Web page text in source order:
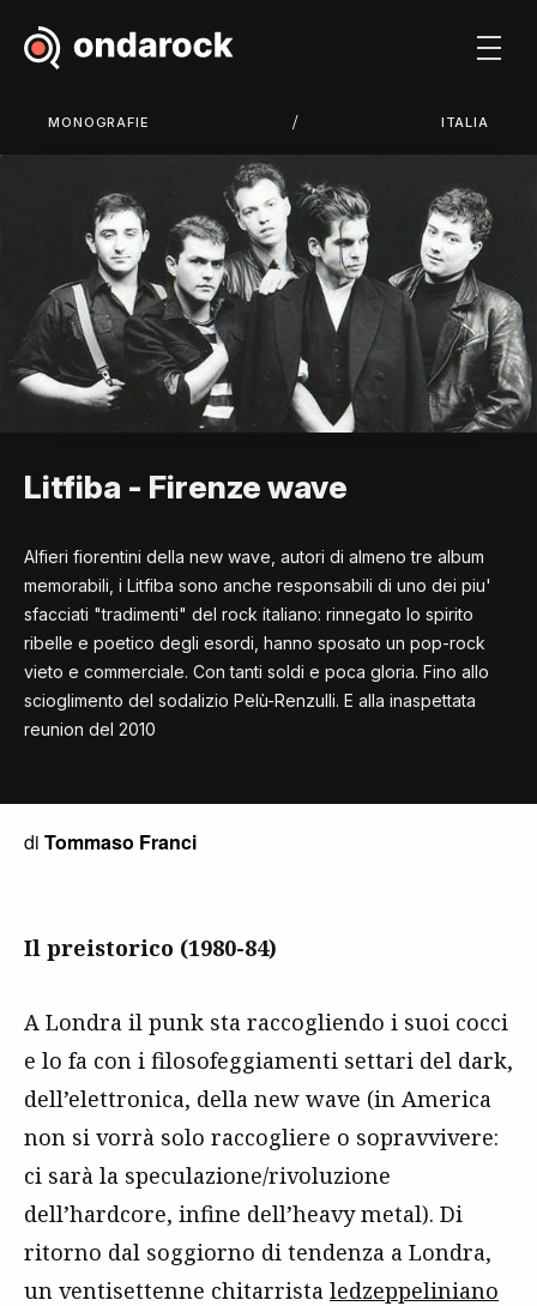
MONOGRAFIE / ITALIA
Litfiba - Firenze wave
Alfieri fiorentini della new wave, autori di almeno tre album
memorabili, i Litfiba sono anche responsabili di uno dei piu'
sfacciati "tradimenti" del rock italiano: rinnegato lo spirito
ribelle e poetico degli esordi, hanno sposato un pop-rock
vieto e commerciale. Con tanti soldi e poca gloria. Fino allo
scioglimento del sodalizio Pelù-Renzulli. E alla inaspettata
reunion del 2010
di Tommaso Franci
Il preistorico (1980-84)
A Londra il punk sta raccogliendo i suoi cocci
e lo fa con i filosofeggiamenti settari del dark,
dell’elettronica, della new wave (in America
non si vorrà solo raccogliere o sopravvivere:
ci sarà la speculazione/rivoluzione
dell’hardcore, infine dell’heavy metal). Di
ritorno dal soggiorno di tendenza a Londra,
un ventisettenne chitarrista ledzeppeliniano